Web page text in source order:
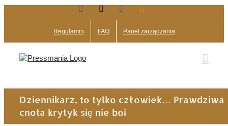
do
Facebook LinkedIn
Regulamin FAQ Panel zarządzania
Dziennikarz, to tylko człowiek… Prawdziwa
cnota krytyk się nie boi